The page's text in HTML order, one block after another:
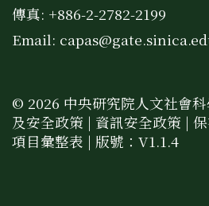
傳真: +886-2-2782-2199
Email:
© 2026 中央研究院人文社會
及安全政策 | 資訊安全政策 |
項目彙整表 | 版號：V1.1.4